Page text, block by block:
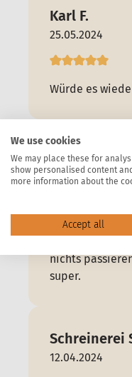
Karl F.
25.05.2024
Würde es
Andre S.
12.05.2024
Der Handlauf
nichts
super.
Schreinerei
12.04.2024
We use cookies
We may place these for
show personalised content
more information about the
Accept all